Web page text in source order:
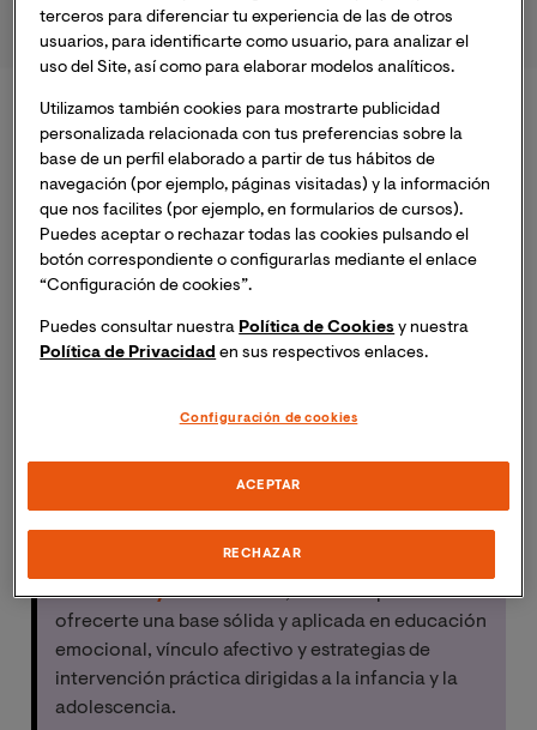
de Prevención.
Formación diferencial incluida en tu
matrícula
El máster incorpora elPrograma Experto en
Humanización de la Asistencia Sanitaria(10
orientado a impulsar una
profesionales. A través deformación teórica,
análisis de casos clínicos y seminarios
desde el primer momento para transformar la
Emocional y Parentalidad, diseñado para
ofrecerte una base sólida y aplicada en educación
emocional, vínculo afectivo y estrategias de
intervención práctica dirigidas a la infancia y la
adolescencia.
terceros para diferenciar tu experiencia de las de otros
usuarios, para identificarte como usuario, para analizar el
uso del Site, así como para elaborar modelos analíticos.
Utilizamos también cookies para mostrarte publicidad
personalizada relacionada con tus preferencias sobre la
base de un perfil elaborado a partir de tus hábitos de
navegación (por ejemplo, páginas visitadas) y la información
que nos facilites (por ejemplo, en formularios de cursos).
Puedes aceptar o rechazar todas las cookies pulsando el
botón correspondiente o configurarlas mediante el enlace
“Configuración de cookies”.
Puedes consultar nuestra Política de Cookies y nuestra
Política de Privacidad en sus respectivos enlaces.
Configuración de cookies
RECHAZAR
ACEPTAR